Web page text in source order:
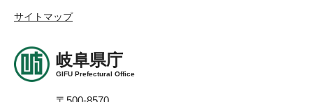
サイトマップ
岐阜県庁
GIFU Prefectural Office